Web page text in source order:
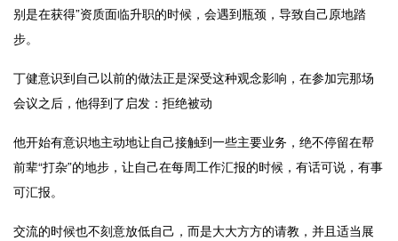
别是在获得”资质面临升职的时候，会遇到瓶颈，导致自己原地踏
步。
丁健意识到自己以前的做法正是深受这种观念影响，在参加完那场
会议之后，他得到了启发：拒绝被动
他开始有意识地主动地让自己接触到一些主要业务，绝不停留在帮
前辈“打杂”的地步，让自己在每周工作汇报的时候，有话可说，有事
可汇报。
交流的时候也不刻意放低自己，而是大大方方的请教，并且适当展